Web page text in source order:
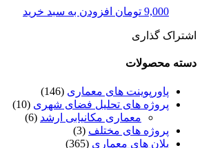
9,000 تومان افزودن به سبد خرید
اشتراک گذاری
دسته محصولات
پاورپوینت های معماری (146)
پروژه های تحلیل فضای شهری (10)
معماری مکانیابی ارشد (6)
پروژه های مختلف (3)
پلان های معماری (365)